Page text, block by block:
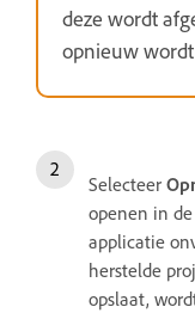
deze wordt
opnieuw
Selecteer
openen in
applicatie
herstelde
opslaat,